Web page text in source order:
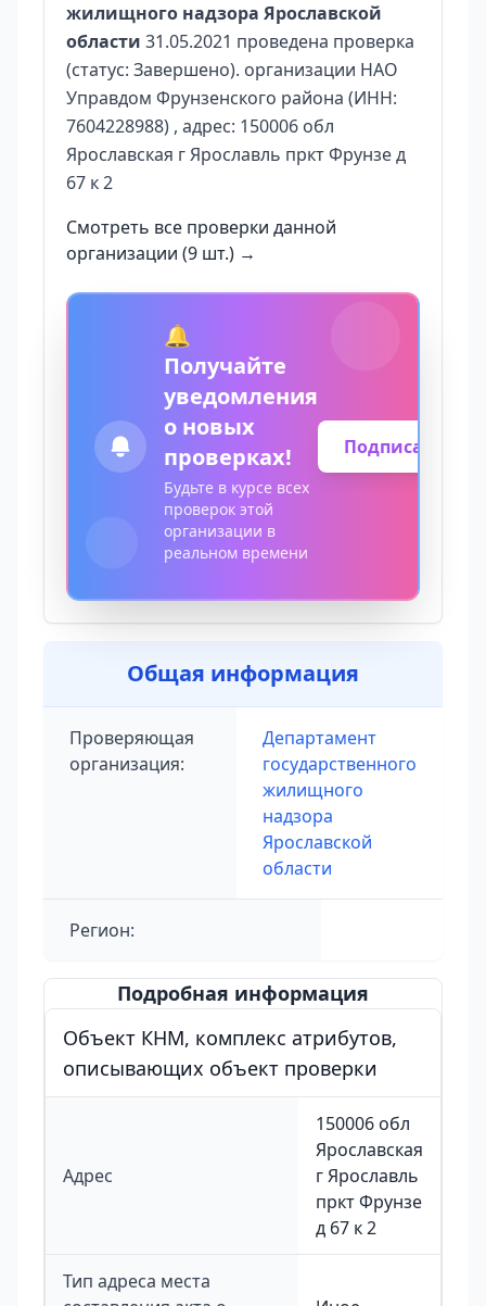
жилищного надзора Ярославской
области 31.05.2021 проведена проверка
(статус: Завершено). организации НАО
Управдом Фрунзенского района (ИНН:
7604228988) , адрес: 150006 обл
Ярославская г Ярославль пркт Фрунзе д
67 к 2
Смотреть все проверки данной
организации (9 шт.) →
🔔
Получайте
уведомления
о новых
проверках!
Будьте в курсе всех
проверок этой
организации в
реальном времени
Подписаться
Общая информация
Проверяющая
организация:
Департамент
государственного
жилищного
надзора
Ярославской
области
Регион:
Подробная информация
Объект КНМ, комплекс атрибутов,
описывающих объект проверки
Адрес
150006 обл
Ярославская
г Ярославль
пркт Фрунзе
д 67 к 2
Тип адреса места